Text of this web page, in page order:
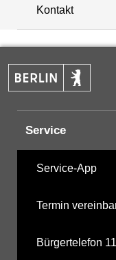
+
−
Kontakt
Service
Service-App
Termin
Bürgertelefon